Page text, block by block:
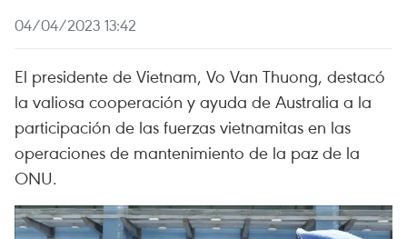
04/04/2023 13:42
El presidente de Vietnam, Vo Van Thuong, destacó
la valiosa cooperación y ayuda de Australia a la
participación de las fuerzas vietnamitas en las
operaciones de mantenimiento de la paz de la
ONU.